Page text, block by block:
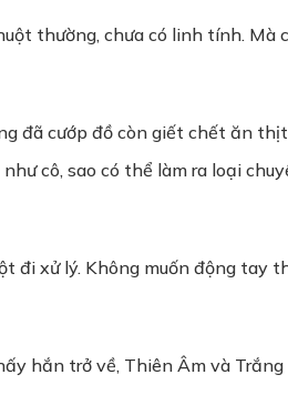
thường, chưa có linh tính. Mà
đã cướp đồ còn giết chết ăn
cô, sao có thể làm ra loại
đi xử lý. Không muốn động tay
hắn trở về, Thiên Âm và